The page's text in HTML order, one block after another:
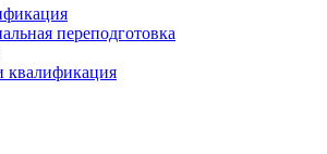
переподготовка
квалификация